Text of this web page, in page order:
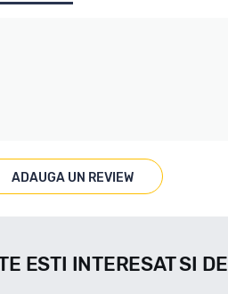
ADAUGA UN REVIEW
ESTI INTERESAT SI DE